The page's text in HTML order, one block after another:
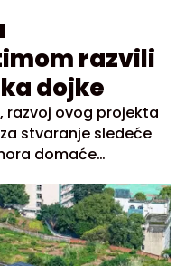
razvili
dojke
razvoj ovog projekta
stvaranje sledeće
domaće